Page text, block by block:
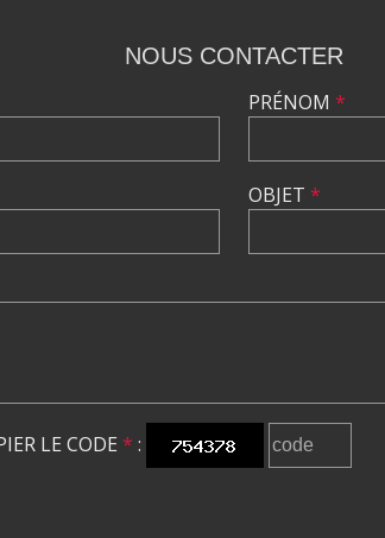
NOUS CONTACTER
PRÉNOM *
OBJET *
LE CODE * :